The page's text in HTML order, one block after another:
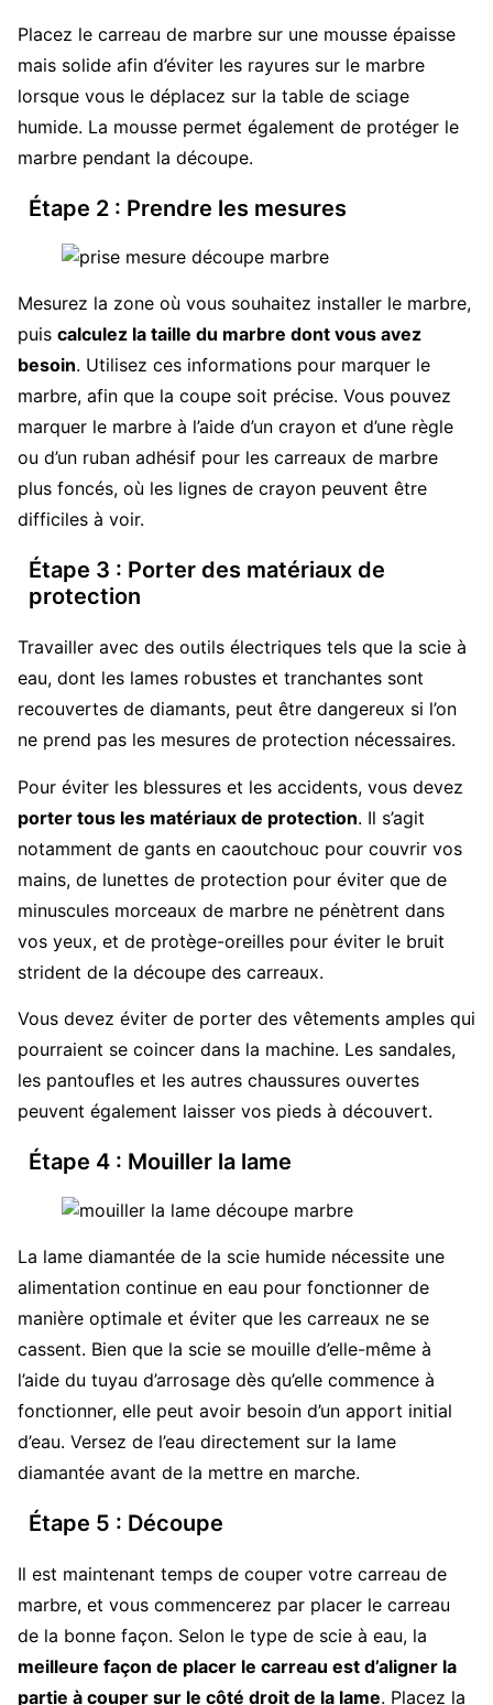
Placez le carreau de marbre sur une mousse épaisse
mais solide afin d’éviter les rayures sur le marbre
lorsque vous le déplacez sur la table de sciage
humide. La mousse permet également de protéger le
marbre pendant la découpe.
Étape 2 : Prendre les mesures
Mesurez la zone où vous souhaitez installer le marbre,
puis calculez la taille du marbre dont vous avez
besoin. Utilisez ces informations pour marquer le
marbre, afin que la coupe soit précise. Vous pouvez
marquer le marbre à l’aide d’un crayon et d’une règle
ou d’un ruban adhésif pour les carreaux de marbre
plus foncés, où les lignes de crayon peuvent être
difficiles à voir.
Étape 3 : Porter des matériaux de
protection
Travailler avec des outils électriques tels que la scie à
eau, dont les lames robustes et tranchantes sont
recouvertes de diamants, peut être dangereux si l’on
ne prend pas les mesures de protection nécessaires.
Pour éviter les blessures et les accidents, vous devez
porter tous les matériaux de protection. Il s’agit
notamment de gants en caoutchouc pour couvrir vos
mains, de lunettes de protection pour éviter que de
minuscules morceaux de marbre ne pénètrent dans
vos yeux, et de protège-oreilles pour éviter le bruit
strident de la découpe des carreaux.
Vous devez éviter de porter des vêtements amples qui
pourraient se coincer dans la machine. Les sandales,
les pantoufles et les autres chaussures ouvertes
peuvent également laisser vos pieds à découvert.
Étape 4 : Mouiller la lame
La lame diamantée de la scie humide nécessite une
alimentation continue en eau pour fonctionner de
manière optimale et éviter que les carreaux ne se
cassent. Bien que la scie se mouille d’elle-même à
l’aide du tuyau d’arrosage dès qu’elle commence à
fonctionner, elle peut avoir besoin d’un apport initial
d’eau. Versez de l’eau directement sur la lame
diamantée avant de la mettre en marche.
Étape 5 : Découpe
Il est maintenant temps de couper votre carreau de
marbre, et vous commencerez par placer le carreau
de la bonne façon. Selon le type de scie à eau, la
meilleure façon de placer le carreau est d’aligner la
partie à couper sur le côté droit de la lame. Placez la